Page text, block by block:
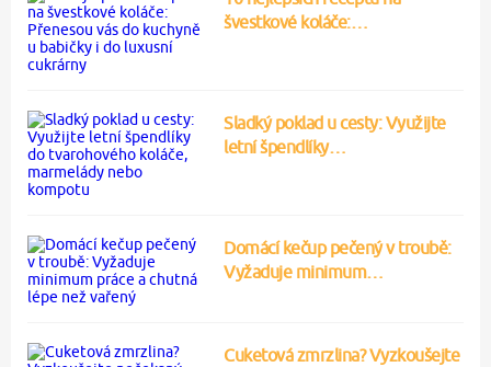
švestkové koláče:…
Sladký poklad u cesty: Využijte
letní špendlíky…
Domácí kečup pečený v troubě:
Vyžaduje minimum…
Cuketová zmrzlina? Vyzkoušejte